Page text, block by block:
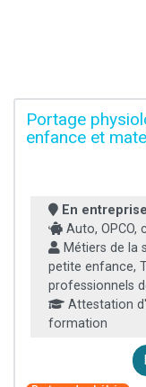
Portage
enfance et
En entreprise
Auto, OPCO,
Métiers de la
petite enfance,
professionnels
Attestation
formation